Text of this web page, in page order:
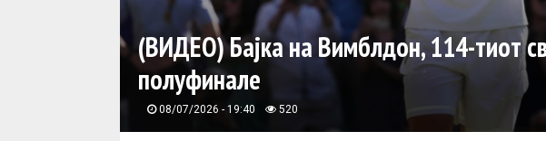
(ВИДЕО) Бајка на Вимблдон, 114-тиот
полуфинале
08/07/2026 - 19:40 520